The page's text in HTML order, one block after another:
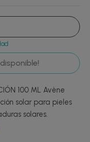
100 ML Avène
solar para pieles
solares.